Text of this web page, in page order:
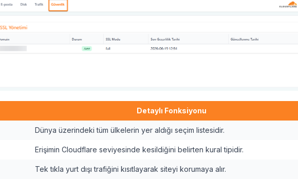
Detaylı Fonksiyonu
Dünya üzerindeki tüm ülkelerin yer aldığı seçim listesidir.
Erişimin Cloudflare seviyesinde kesildiğini belirten kural tipidir.
Tek tıkla yurt dışı trafiğini kısıtlayarak siteyi korumaya alır.